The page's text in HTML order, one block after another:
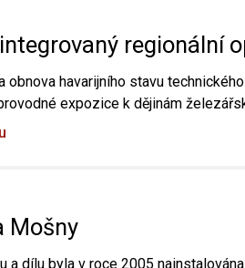
regionální
obnova havarijního stavu
expozice k dějinám
Mošny
a dílu byla v roce 2005